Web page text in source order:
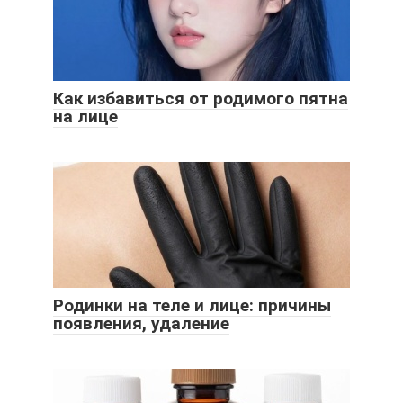
Как избавиться от родимого пятна
на лице
Родинки на теле и лице: причины
появления, удаление